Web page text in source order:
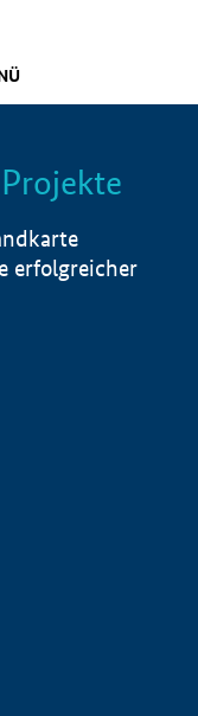
Info
erfolgreicher